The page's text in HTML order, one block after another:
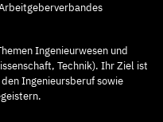
Ingenieurwesen und
Technik). Ihr Ziel ist
Ingenieursberuf sowie